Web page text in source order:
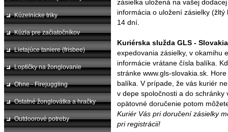
Kúzelnícke triky
Kúzla pre začiatočníkov
Lietajúce taniere (frisbee)
Loptičky na žonglovanie
Ohne - Firejuggling
Ostatné žonglovátka a hračky
Outdoorové potreby
zásielka uložená na vašej
informácia o uložení zásielky
14 dní.
Kuriérska služda GLS - Slovakia
expedovania zásielky, v okamihu
informácie vrátane čísla balíka.
stránke www.gls-slovakia.sk.
balíka. V prípade, že vás kuriér
v depe spoločnosti a do
opätovné doručenie potom
Kuriér Vás pri doručení zásielky
pri registrácii!